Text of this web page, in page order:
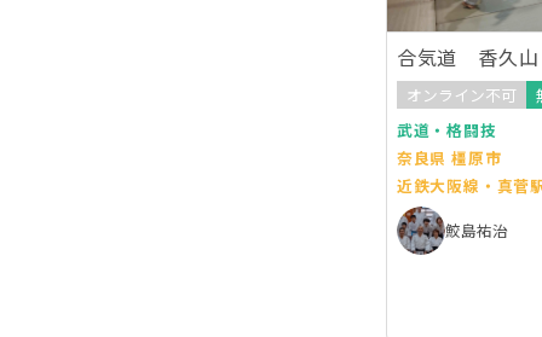
合気道 香久山
オンライン不可
武道・格闘技
奈良県 橿原市
近鉄大阪線・真菅
鮫島祐治